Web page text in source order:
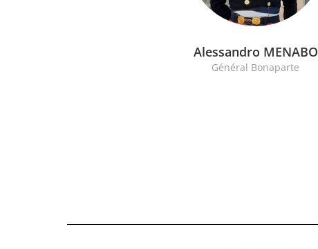
Alessandro MENABO
Général Bonaparte